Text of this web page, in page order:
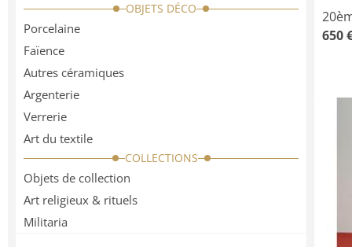
OBJETS DÉCO
Porcelaine
Faïence
Autres céramiques
Argenterie
Verrerie
Art du textile
COLLECTIONS
Objets de collection
Art religieux & rituels
Militaria
650